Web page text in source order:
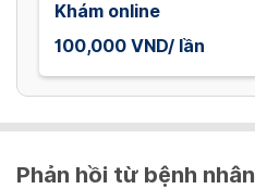
Khám online
100,000 VND/ lần
Phản hồi từ bệnh nhân